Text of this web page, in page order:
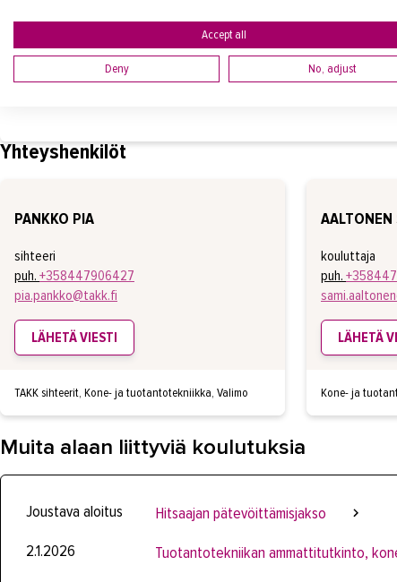
Tilaa koulutusvahti
Voit tilata sähköpostiisi ilmoituksen, kun seuraava
Yhteyshenkilöt
PANKKO PIA
sihteeri
puh. +358447906427
pia.pankko@takk.fi
LÄHETÄ VIESTI
TAKK sihteerit, Kone- ja tuotantotekniikka, Valimo
AALTONEN
kouluttaja
puh.
LÄHETÄ
Kone- ja
Muita alaan liittyviä koulutuksia
Joustava aloitus
Hitsaajan pätevöittämisjakso
2.1.2026
Tuotantotekniikan ammattitutkinto,
Accept all
Deny No, adjust